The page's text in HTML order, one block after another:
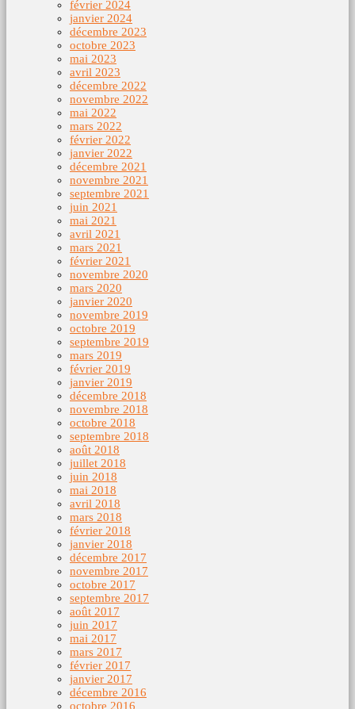
février 2024
janvier 2024
décembre 2023
octobre 2023
mai 2023
avril 2023
décembre 2022
novembre 2022
mai 2022
mars 2022
février 2022
janvier 2022
décembre 2021
novembre 2021
septembre 2021
juin 2021
mai 2021
avril 2021
mars 2021
février 2021
novembre 2020
mars 2020
janvier 2020
novembre 2019
octobre 2019
septembre 2019
mars 2019
février 2019
janvier 2019
décembre 2018
novembre 2018
octobre 2018
septembre 2018
août 2018
juillet 2018
juin 2018
mai 2018
avril 2018
mars 2018
février 2018
janvier 2018
décembre 2017
novembre 2017
octobre 2017
septembre 2017
août 2017
juin 2017
mai 2017
mars 2017
février 2017
janvier 2017
décembre 2016
octobre 2016